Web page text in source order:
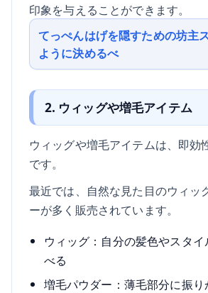
印象を与えることができます。
てっぺんはげを隠すための坊主
ように決めるべ
2. ウィッグや増毛アイテム
ウィッグや増毛アイテムは、即効
です。
最近では、自然な見た目のウィッ
ーが多く販売されています。
ウィッグ：自分の髪色やスタ
べる
増毛パウダー：薄毛部分に振